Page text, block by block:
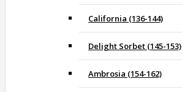
California (136-144)
Delight Sorbet (145-153)
Ambrosia (154-162)